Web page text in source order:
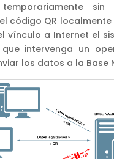
sin
código QR localmente
vínculo a Internet el
intervenga un
los datos a la Base